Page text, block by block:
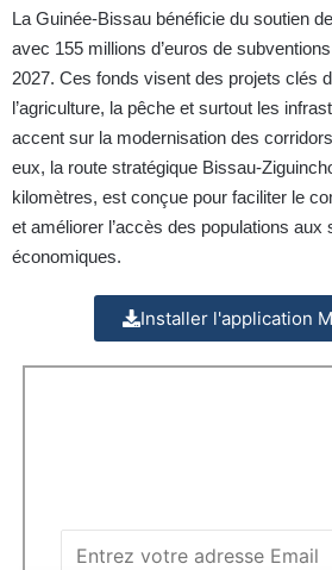
La Guinée-Bissau bénéficie du soutien
avec 155 millions d’euros de
2027. Ces fonds visent des projets clés
l’agriculture, la pêche et surtout les
accent sur la modernisation des
eux, la route stratégique Bissau-
kilomètres, est conçue pour faciliter le
et améliorer l’accès des populations
économiques.
Installer l'application